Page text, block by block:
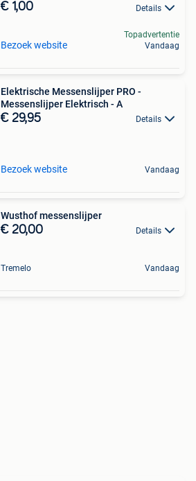
€ 1,00 Details
Bezoek website
Topadvertentie
Vandaag
Elektrische Messenslijper PRO -
Messenslijper Elektrisch - A
€ 29,95 Details
Bezoek website Vandaag
Wusthof messenslijper
€ 20,00 Details
Tremelo Vandaag